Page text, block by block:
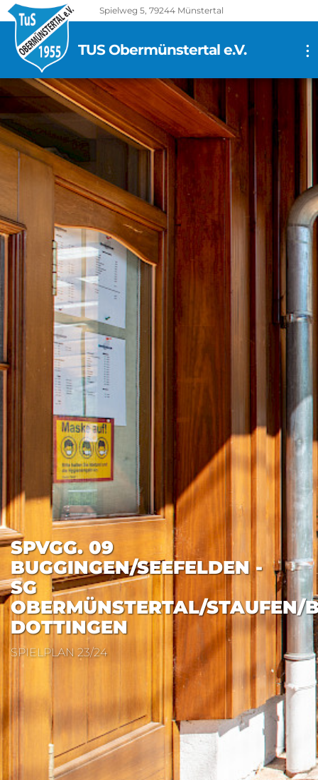
Spielweg 5, 79244 Münstertal
TUS Obermünstertal e.V. ...
SPVGG. 09
BUGGINGEN/SEEFELDEN -
SG
OBERMÜNSTERTAL/STAUFEN/
DOTTINGEN
SPIELPLAN 23/24